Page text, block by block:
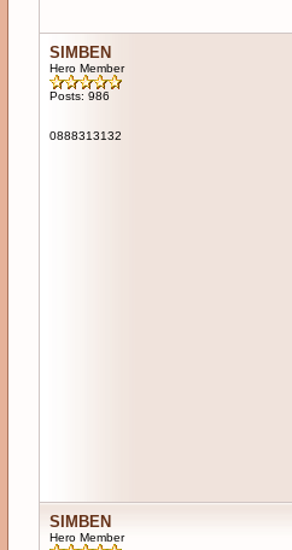
SIMBEN
Hero Member
Posts: 986
0888313132
SIMBEN
Hero Member